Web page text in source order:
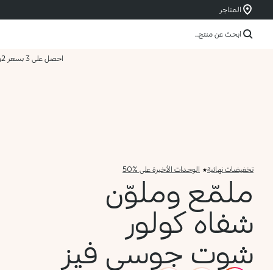
المتاجر
ابحث عن منتج...
احصل على 3 بسعر 2
تخفيضات نهائية الوحدات الأخيرة على %50
ملمّع وملوّن
شفاه كولور
شوت جوسي فيز